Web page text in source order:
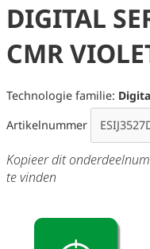
DIGITAL
CMR
Technologie familie:
Artikelnummer
Kopieer dit
te vinden